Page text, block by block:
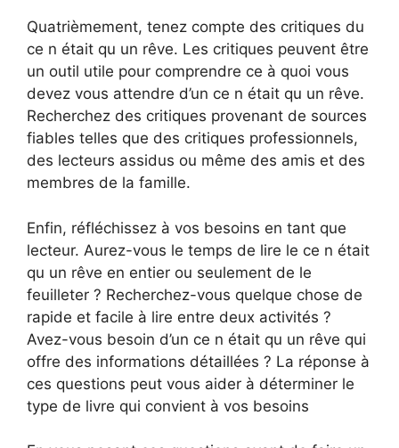
Quatrièmement, tenez compte des critiques du
ce n était qu un rêve. Les critiques peuvent être
un outil utile pour comprendre ce à quoi vous
devez vous attendre d’un ce n était qu un rêve.
Recherchez des critiques provenant de sources
fiables telles que des critiques professionnels,
des lecteurs assidus ou même des amis et des
membres de la famille.
Enfin, réfléchissez à vos besoins en tant que
lecteur. Aurez-vous le temps de lire le ce n était
qu un rêve en entier ou seulement de le
feuilleter ? Recherchez-vous quelque chose de
rapide et facile à lire entre deux activités ?
Avez-vous besoin d’un ce n était qu un rêve qui
offre des informations détaillées ? La réponse à
ces questions peut vous aider à déterminer le
type de livre qui convient à vos besoins